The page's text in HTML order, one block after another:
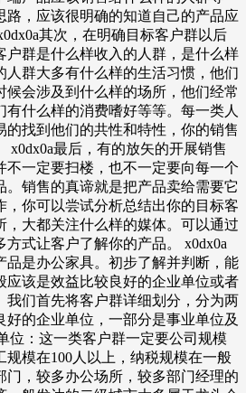
路，应该很明确的知道自己的产品应
其次，在明确目标客户群以后
户群是什么样收入的人群，是什么样
人群大多有什么样的生活习惯，他们
候会涉及到什么样的场所，他们经常
有什么样的消费嗜好等等。每一类人
的找到他们的共性和特性，你的销售
x0dx0a最后，有的放矢的开展销售
不一定要扫楼，也不一定要向每一个
。销售的真谛就是把产品卖给需要它
，你可以尝试分析总结出你的目标客
，大都关注什么样的媒体。可以通过
式让客户了解你的产品。 x0dx0a
品是办公家具。初步了解并判断，能
应该是效益比较良好的企业单位或者
我们首先将客户群详细划分，分为两
好的企业单位，一部分是事业单位及
位：这一类客户群一定要公司规模
规模在100人以上，纳税规模在一般
门，较多办公场所，较多部门经理的